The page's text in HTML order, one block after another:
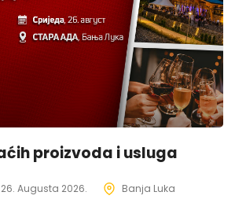
proizvoda i usluga
26. Augusta 2026. Banja Luka